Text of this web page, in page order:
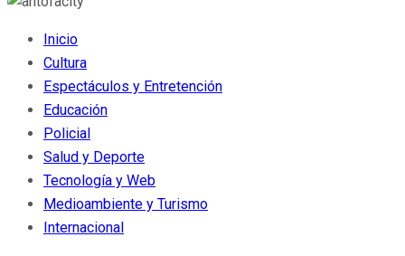
Inicio
Cultura
Espectáculos y Entretención
Educación
Policial
Salud y Deporte
Tecnología y Web
Medioambiente y Turismo
Internacional